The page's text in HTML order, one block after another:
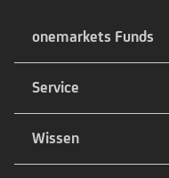
onemarkets Funds
Service
Wissen